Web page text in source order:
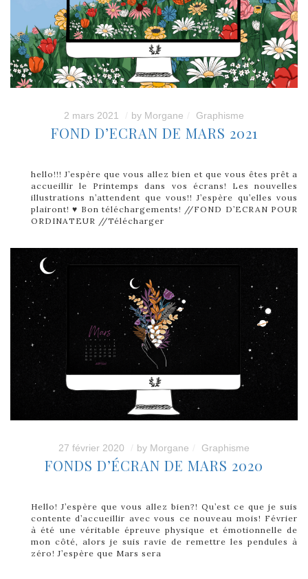
2 mars 2021 by Morgane Graphisme
FOND D’ECRAN DE MARS 2021
hello!!! J’espère que vous allez bien et que vous êtes prêt a
accueillir le Printemps dans vos écrans! Les nouvelles
illustrations n’attendent que vous!! J’espère qu’elles vous
plairont! ♥ Bon téléchargements! //FOND D’ECRAN POUR
ORDINATEUR //Télécharger
27 février 2020 by Morgane Graphisme
FONDS D’ÉCRAN DE MARS 2020
Hello! J’espère que vous allez bien?! Qu’est ce que je suis
contente d’accueillir avec vous ce nouveau mois! Février
à été une véritable épreuve physique et émotionnelle de
mon côté, alors je suis ravie de remettre les pendules à
zéro! J’espère que Mars sera